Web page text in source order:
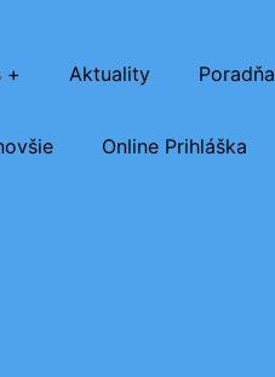
Aktuality Poradňa
Online Prihláška